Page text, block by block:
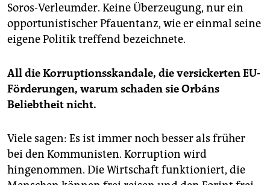
Soros-Verleumder. Keine Überzeugung, nur ein
opportunistischer Pfauentanz, wie er einmal seine
eigene Politik treffend bezeichnete.
All die Korruptionsskandale, die versickerten EU-
Förderungen, warum schaden sie Orbáns
Beliebtheit nicht.
Viele sagen: Es ist immer noch besser als früher
bei den Kommunisten. Korruption wird
hingenommen. Die Wirtschaft funktioniert, die